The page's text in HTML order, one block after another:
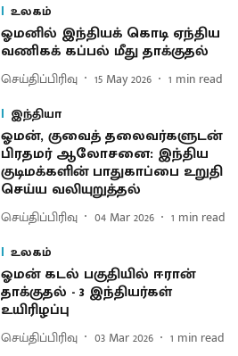
உலகம்
ஓமனில் இந்தியக் கொடி ஏந்திய
வணிகக் கப்பல் மீது தாக்குதல்
செய்திப்பிரிவு 15 May 2026 1 min read
இந்தியா
ஓமன், குவைத் தலைவர்களுடன்
பிரதமர் ஆலோசனை: இந்திய
குடிமக்களின் பாதுகாப்பை உறுதி
செய்ய வலியுறுத்தல்
செய்திப்பிரிவு 04 Mar 2026 1 min read
உலகம்
ஓமன் கடல் பகுதியில் ஈரான்
தாக்குதல் - 3 இந்தியர்கள்
உயிரிழப்பு
செய்திப்பிரிவு 03 Mar 2026 1 min read